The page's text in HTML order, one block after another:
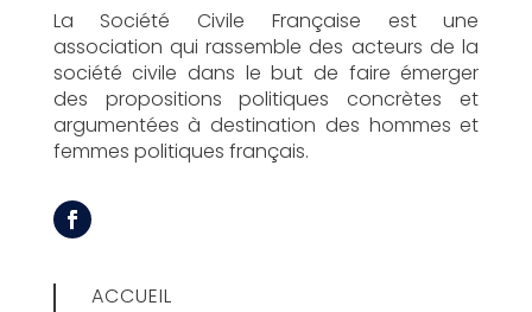
La Société Civile Française est une
association qui rassemble des acteurs de la
société civile dans le but de faire émerger
des propositions politiques concrètes et
argumentées à destination des hommes et
femmes politiques français.
ACCUEIL